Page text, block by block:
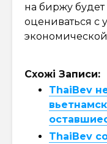
на биржу будет
оцениваться с
Схожі Записи:
ThaiBev
ThaiBev